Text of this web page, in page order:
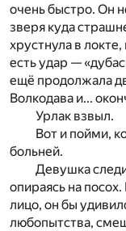
очень быстро. Он
зверя куда
хрустнула в
есть удар —
ещё продолжала
Волкодава и... око
Урлак взвыл.
Вот и пойми,
больней.
Девушка
опираясь на
лицо, он бы
любопытства, см